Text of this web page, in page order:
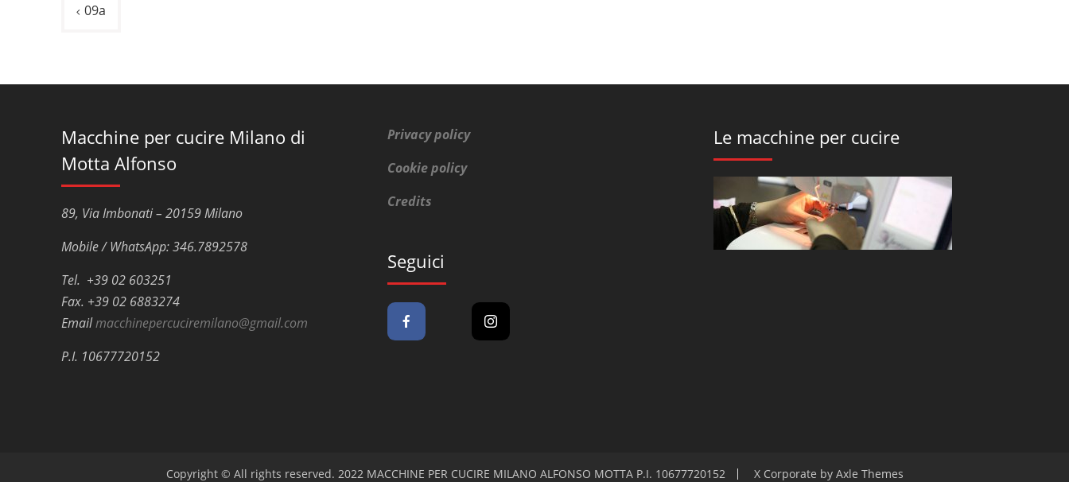
Navigazione
09a
Macchine per cucire Milano di
Motta Alfonso
89, Via Imbonati – 20159 Milano
Mobile / WhatsApp: 346.7892578
Tel. +39 02 603251
Fax. +39 02 6883274
Emailmacchinepercuciremilano@gmail.com
P.I. 10677720152
Privacy policy
Cookie policy
Credits
Seguici
Le macchine per cucire
Copyright © All rights reserved. 2022 MACCHINE PER CUCIRE MILANO ALFONSO MOTTA P.I. 10677720152 X Corporate by Axle Themes